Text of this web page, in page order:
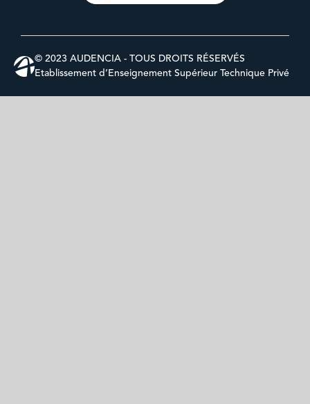
© 2023 AUDENCIA - TOUS DROITS RÉSERVÉS
Etablissement d’Enseignement Supérieur Technique Privé